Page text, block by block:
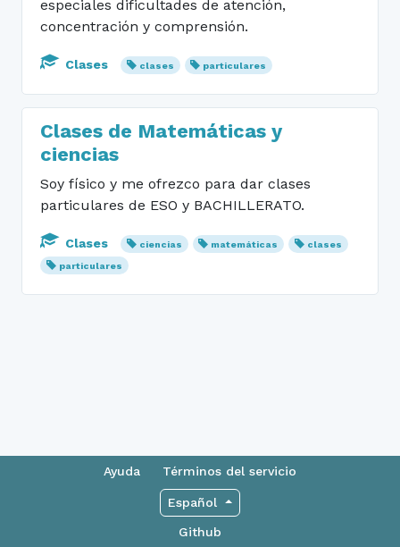
especiales dificultades de atención,
concentración y comprensión.
Clases clases particulares
Clases de Matemáticas y
ciencias
Soy físico y me ofrezco para dar clases
particulares de ESO y BACHILLERATO.
Clases ciencias matemáticas
clases
particulares
Ayuda Términos del servicio
Español
Github